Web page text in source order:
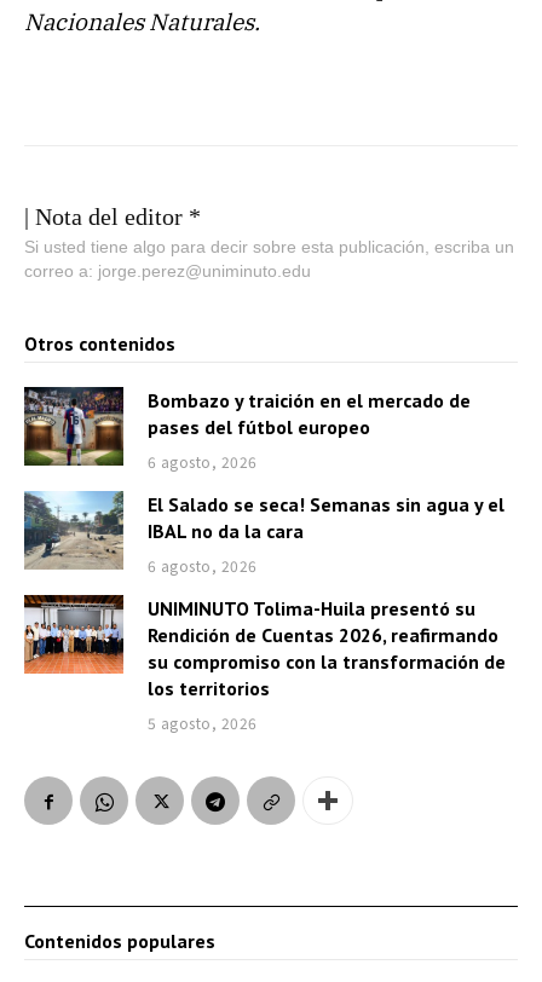
Nacionales Naturales.
| Nota del editor *
Si usted tiene algo para decir sobre esta publicación, escriba un
correo a: jorge.perez@uniminuto.edu
Otros contenidos
Bombazo y traición en el mercado de
pases del fútbol europeo
6 agosto, 2026
El Salado se seca! Semanas sin agua y el
IBAL no da la cara
6 agosto, 2026
UNIMINUTO Tolima-Huila presentó su
Rendición de Cuentas 2026, reafirmando
su compromiso con la transformación de
los territorios
5 agosto, 2026
Contenidos populares